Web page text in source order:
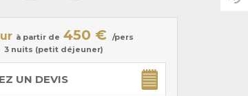
à partir de 450 € /pers
3 nuits (petit déjeuner)
UN DEVIS